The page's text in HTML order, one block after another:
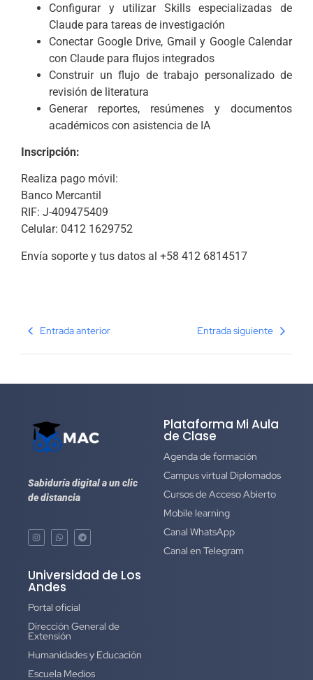
Configurar y utilizar Skills especializadas de
Claude para tareas de investigación
Conectar Google Drive, Gmail y Google Calendar
con Claude para flujos integrados
Construir un flujo de trabajo personalizado de
revisión de literatura
Generar reportes, resúmenes y documentos
académicos con asistencia de IA
Inscripción:
Realiza pago móvil:
Banco Mercantil
RIF: J-409475409
Celular: 0412 1629752
Envía soporte y tus datos al +58 412 6814517
Entrada anterior Entrada siguiente
Sabiduría digital a un clic
de distancia
Plataforma Mi Aula
de Clase
Agenda de formación
Campus virtual Diplomados
Cursos de Acceso Abierto
Mobile learning
Canal WhatsApp
Canal en Telegram
Universidad de Los
Andes
Portal oficial
Dirección General de
Extensión
Humanidades y Educación
Escuela Medios